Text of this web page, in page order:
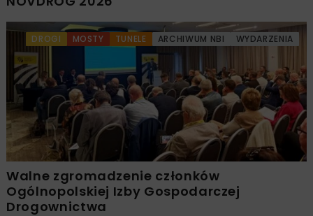
DROGI MOSTY TUNELE ARCHIWUM NBI WYDARZENIA
Walne zgromadzenie członków
Ogólnopolskiej Izby Gospodarczej
Drogownictwa